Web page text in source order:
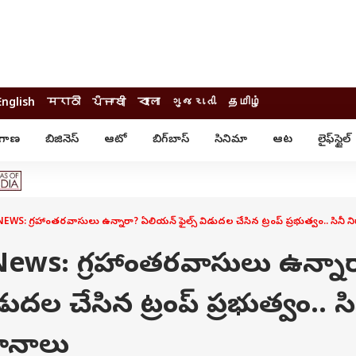
मराठी ਪੰਜਾਬੀ বাংলা ગુજરાતી தமிழ்
బిజినెస్ ఆటో బిగ్‌బాస్ సినిమా ఆట లైఫ్‌స్టైల్‌
ఓటీటీ-వెబ్‌సిరీస్‌
టీవీ
ఆట
క్రికెట్
ఐపీఎల్
యువ
INDIA AT 2047
NEWS: గ్రహాంతరవాసులు ఉన్నారా? ఏలియన్ ఫైల్స్ విడుదల చేసిన ట్రంప్ ప్రభుత్వం.. సినీ
గ్రహాంతరవాసులు
చేసిన ట్రంప్ ప్రభుత్వం..